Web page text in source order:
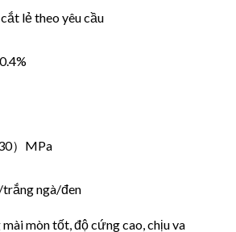
lẻ theo yêu cầu
）MPa
ngà/đen
mài mòn tốt, độ cứng cao, chịu va